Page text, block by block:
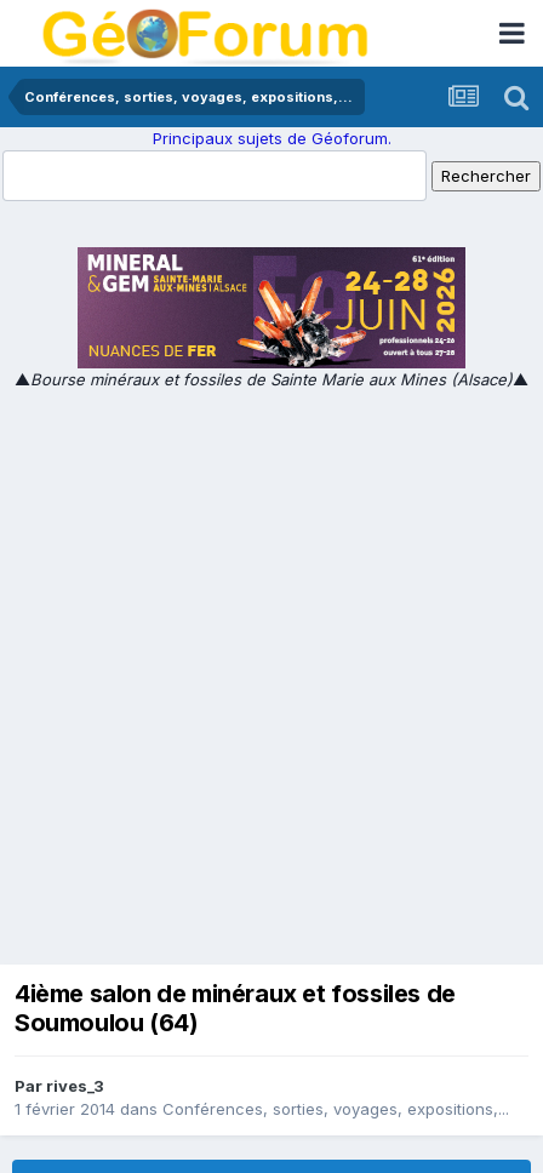
Conférences, sorties, voyages, expositions,...
Principaux sujets de Géoforum.
▲Bourse minéraux et fossiles de Sainte Marie aux Mines (Alsace)▲
4ième salon de minéraux et fossiles de
Soumoulou (64)
Par rives_3
1 février 2014 dans Conférences, sorties, voyages, expositions,...